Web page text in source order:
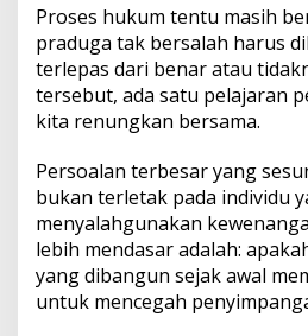
Proses hukum tentu masih
praduga tak bersalah harus
terlepas dari benar atau
tersebut, ada satu pelajaran
kita renungkan bersama.
Persoalan terbesar yang
bukan terletak pada individu
menyalahgunakan
lebih mendasar adalah:
yang dibangun sejak awal
untuk mencegah